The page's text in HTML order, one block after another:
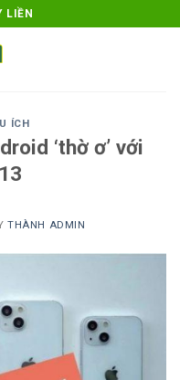
LIỀN
ÍCH
‘thờ ơ’ với
THÀNH ADMIN